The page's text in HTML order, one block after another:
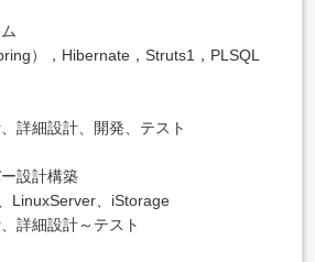
），Hibernate，Struts1，PLSQL
詳細設計、開発、テスト
設計構築
LinuxServer、iStorage
詳細設計～テスト